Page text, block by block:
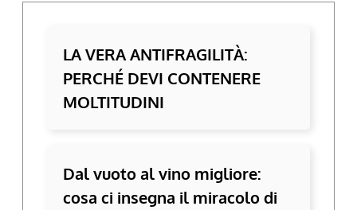
LA VERA ANTIFRAGILITÀ:
PERCHÉ DEVI CONTENERE
MOLTITUDINI
Dal vuoto al vino migliore:
cosa ci insegna il miracolo di